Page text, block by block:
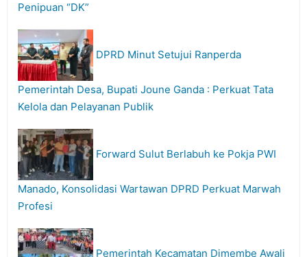
Penipuan “DK”
DPRD Minut Setujui Ranperda
Pemerintah Desa, Bupati Joune Ganda : Perkuat Tata
Kelola dan Pelayanan Publik
Forward Sulut Berlabuh ke Pokja PWI
Manado, Konsolidasi Wartawan DPRD Perkuat Marwah
Profesi
Pemerintah Kecamatan Dimembe Awali